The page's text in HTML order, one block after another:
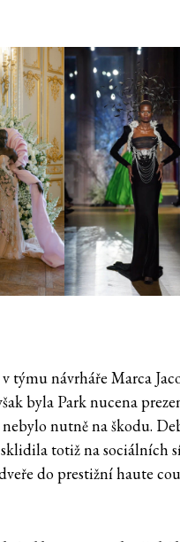
týmu návrháře Marca
byla Park nucena
nutně na škodu.
totiž na sociálních
do prestižní haute